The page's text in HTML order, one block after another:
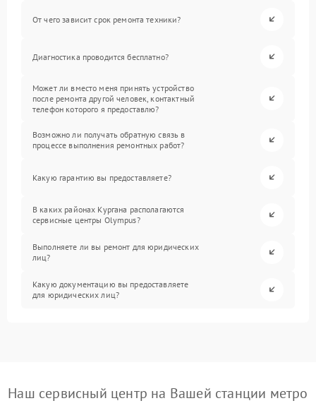
От чего зависит срок ремонта техники?
Диагностика проводится бесплатно?
Может ли вместо меня принять устройство
после ремонта другой человек, контактный
телефон которого я предоставлю?
Возможно ли получать обратную связь в
процессе выполнения ремонтных работ?
Какую гарантию вы предоставляете?
В каких районах Кургана располагаются
сервисные центры Olympus?
Выполняете ли вы ремонт для юридических
лиц?
Какую документацию вы предоставляете
для юридических лиц?
Наш сервисный центр на Вашей станции метро